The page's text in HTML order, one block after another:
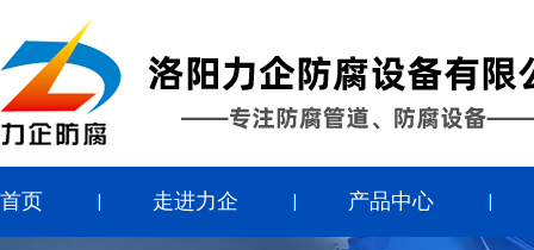
首页 走进力企 产品中心